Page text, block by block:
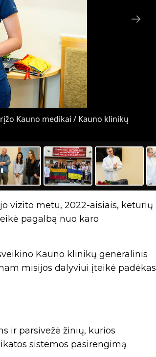
Kauno medikai / Kauno klinikų
vizito metu, 2022-aisiais, keturių
pagalbą nuo karo
Kauno klinikų generalinis
misijos dalyviui įteikė padėkas
ir parsivežė žinių, kurios
sistemos pasirengimą